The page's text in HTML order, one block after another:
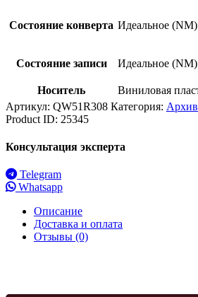
Состояние конверта Идеальное (NM)
Состояние записи Идеальное (NM)
Носитель
Виниловая
Артикул: QW51R308 Категория:
Product ID: 25345
Консультация эксперта
Telegram
Whatsapp
Описание
Доставка и оплата
Отзывы (0)